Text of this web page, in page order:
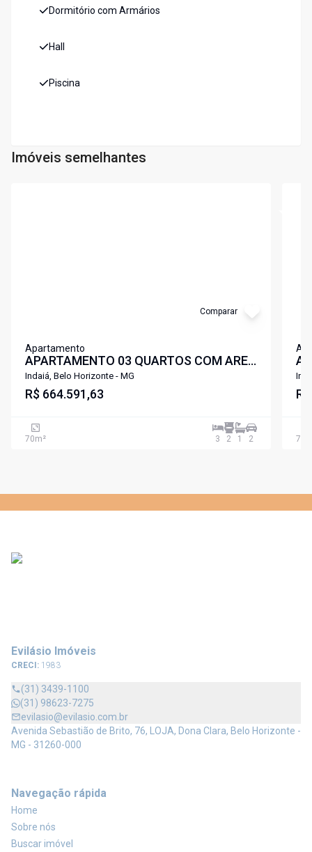
Dormitório com Armários
Hall
Piscina
Imóveis semelhantes
Comparar
Apartamento
APARTAMENTO 03 QUARTOS COM AREA
DE LAZER COMPLETA A POUCOS
METROS DA UFMG E UNIFENAS
Indaiá, Belo Horizonte - MG
R$ 664.591,63
70m² 3 2 1 2 70
Evilásio Imóveis
CRECI: 1983
(31) 3439-1100
(31) 98623-7275
evilasio@evilasio.com.br
Avenida Sebastião de Brito, 76, LOJA, Dona Clara, Belo Horizonte -
MG - 31260-000
Navegação rápida
Home
Sobre nós
Buscar imóvel